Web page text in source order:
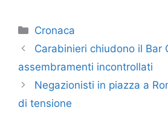
Categorie
Cronaca
Carabinieri chiudono il Bar
assembramenti incontrollati
Negazionisti in piazza a
di tensione